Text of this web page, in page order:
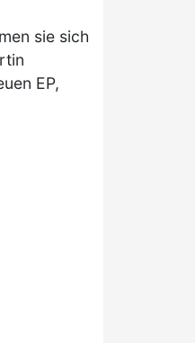
sie sich
EP,